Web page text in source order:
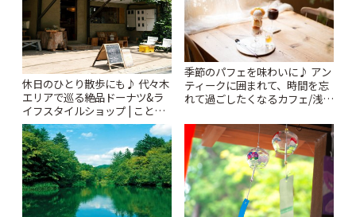
休日のひとり散歩にも♪ 代々木
エリアで巡る絶品ドーナツ&ラ
イフスタイルショップ | ことり
っぷ
季節のパフェを味わいに♪ アン
ティークに囲まれて、時間を忘
れて過ごしたくなるカフェ/浅草